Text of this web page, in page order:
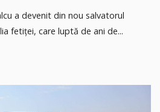
a devenit din nou salvatorul
fetiței, care luptă de ani de...